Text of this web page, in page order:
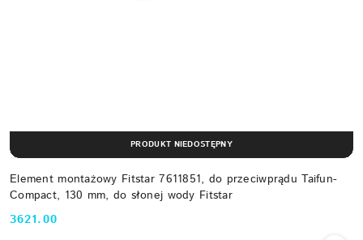
Element montażowy Fitstar 7611851, do przeciwprądu Taifun-
Compact, 130 mm, do słonej wody Fitstar
Cena:
3621.00
PRODUKT NIEDOSTĘPNY